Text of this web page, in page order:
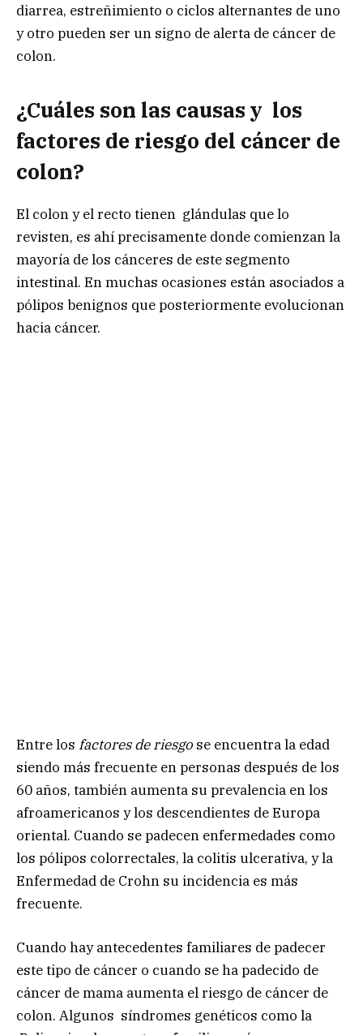
diarrea, estreñimiento o ciclos alternantes de uno
y otro pueden ser un signo de alerta de cáncer de
colon.
¿Cuáles son las causas y los
factores de riesgo del cáncer de
colon?
El colon y el recto tienen glándulas que lo
revisten, es ahí precisamente donde comienzan la
mayoría de los cánceres de este segmento
intestinal. En muchas ocasiones están asociados a
pólipos benignos que posteriormente evolucionan
hacia cáncer.
Entre los factores de riesgo se encuentra la edad
siendo más frecuente en personas después de los
60 años, también aumenta su prevalencia en los
afroamericanos y los descendientes de Europa
oriental. Cuando se padecen enfermedades como
los pólipos colorrectales, la colitis ulcerativa, y la
Enfermedad de Crohn su incidencia es más
frecuente.
Cuando hay antecedentes familiares de padecer
este tipo de cáncer o cuando se ha padecido de
cáncer de mama aumenta el riesgo de cáncer de
colon. Algunos síndromes genéticos como la